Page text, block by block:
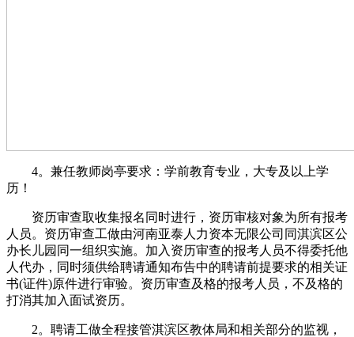
4。兼任教师岗亭要求：学前教育专业，大专及以上学
历！
资历审查取收集报名同时进行，资历审核对象为所有报考
人员。资历审查工做由河南亚泰人力资本无限公司同淇滨区公
办长儿园同一组织实施。加入资历审查的报考人员不得委托他
人代办，同时须供给聘请通知布告中的聘请前提要求的相关证
书(证件)原件进行审验。资历审查及格的报考人员，不及格的
打消其加入面试资历。
2。聘请工做全程接管淇滨区教体局和相关部分的监视，